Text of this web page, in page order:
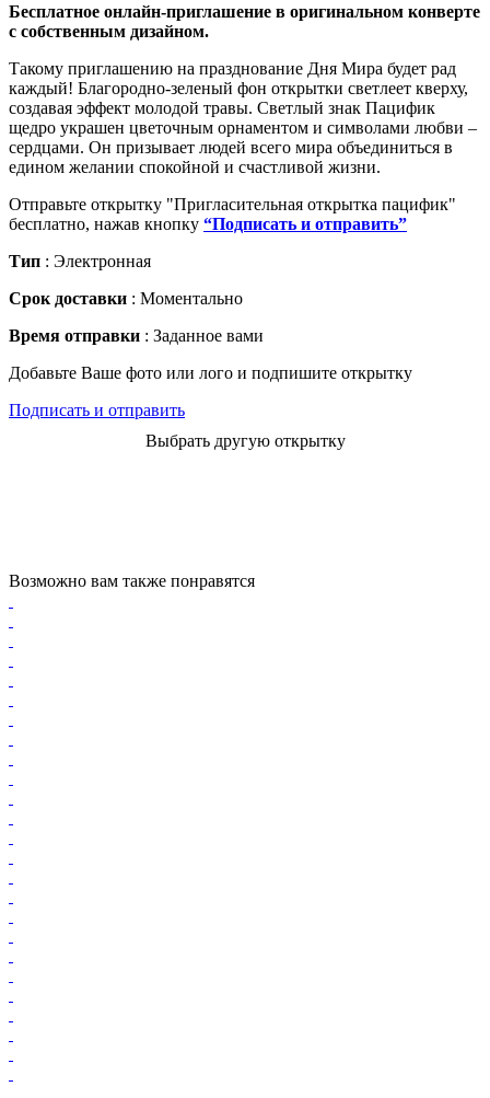
Бесплатное онлайн-приглашение в оригинальном конверте
с собственным дизайном.
Такому приглашению на празднование Дня Мира будет рад
каждый! Благородно-зеленый фон открытки светлеет кверху,
создавая эффект молодой травы. Светлый знак Пацифик
щедро украшен цветочным орнаментом и символами любви –
сердцами. Он призывает людей всего мира объединиться в
едином желании спокойной и счастливой жизни.
Отправьте открытку "Пригласительная открытка пацифик"
бесплатно, нажав кнопку “Подписать и отправить”
Тип : Электронная
Срок доставки : Моментально
Время отправки : Заданное вами
Добавьте Ваше фото или лого и подпишите открытку
Подписать и отправить
Выбрать другую открытку
Возможно вам также понравятся